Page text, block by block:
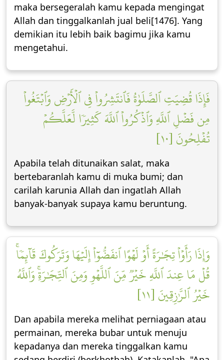
maka bersegeralah kamu kepada mengingat
Allah dan tinggalkanlah jual beli[1476]. Yang
demikian itu lebih baik bagimu jika kamu
mengetahui.
فَإِذَا قُضِيَتِ ٱلصَّلَوٰةُ فَٱنتَشِرُواْ فِي ٱلۡأَرۡضِ وَٱبۡتَغُواْ
مِن فَضۡلِ ٱللَّهِ وَٱذۡكُرُواْ ٱللَّهَ كَثِيرٗا لَّعَلَّكُمۡ
تُفۡلِحُونَ [١٠]
Apabila telah ditunaikan salat, maka
bertebaranlah kamu di muka bumi; dan
carilah karunia Allah dan ingatlah Allah
banyak-banyak supaya kamu beruntung.
وَإِذَا رَأَوۡاْ تِجَٰرَةً أَوۡ لَهۡوًا ٱنفَضُّوٓاْ إِلَيۡهَا وَتَرَكُوكَ قَآئِمٗاۚ
قُلۡ مَا عِندَ ٱللَّهِ خَيۡرٞ مِّنَ ٱللَّهۡوِ وَمِنَ ٱلتِّجَٰرَةِۚ وَٱللَّهُ
خَيۡرُ ٱلرَّٰزِقِينَ [١١]
Dan apabila mereka melihat perniagaan atau
permainan, mereka bubar untuk menuju
kepadanya dan mereka tinggalkan kamu